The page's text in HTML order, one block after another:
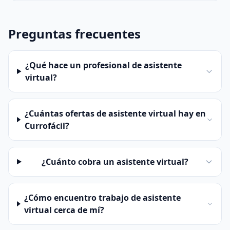
Preguntas frecuentes
¿Qué hace un profesional de asistente
virtual?
¿Cuántas ofertas de asistente virtual hay en
Currofácil?
¿Cuánto cobra un asistente virtual?
¿Cómo encuentro trabajo de asistente
virtual cerca de mí?